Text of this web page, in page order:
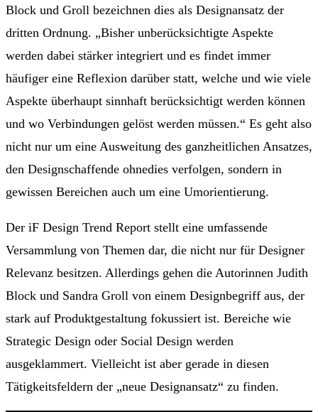
Block und Groll bezeichnen dies als Designansatz der
dritten Ordnung. „Bisher unberücksichtigte Aspekte
werden dabei stärker integriert und es findet immer
häufiger eine Reflexion darüber statt, welche und wie viele
Aspekte überhaupt sinnhaft berücksichtigt werden können
und wo Verbindungen gelöst werden müssen.“ Es geht also
nicht nur um eine Ausweitung des ganzheitlichen Ansatzes,
den Designschaffende ohnedies verfolgen, sondern in
gewissen Bereichen auch um eine Umorientierung.
Der iF Design Trend Report stellt eine umfassende
Versammlung von Themen dar, die nicht nur für Designer
Relevanz besitzen. Allerdings gehen die Autorinnen Judith
Block und Sandra Groll von einem Designbegriff aus, der
stark auf Produktgestaltung fokussiert ist. Bereiche wie
Strategic Design oder Social Design werden
ausgeklammert. Vielleicht ist aber gerade in diesen
Tätigkeitsfeldern der „neue Designansatz“ zu finden.